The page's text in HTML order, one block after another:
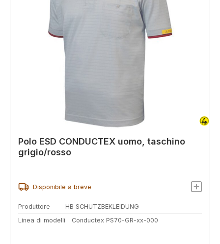
Polo ESD CONDUCTEX uomo, taschino
grigio/rosso
Disponibile a breve
Produttore
HB SCHUTZBEKLEIDUNG
Linea di modelli
Conductex PS70-GR-xx-000